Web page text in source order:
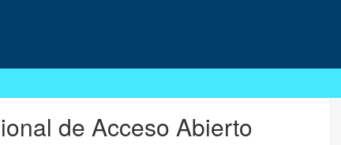
de Acceso Abierto